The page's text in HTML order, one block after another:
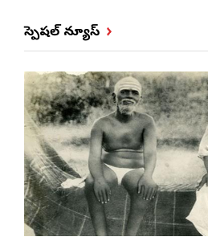
స్పెషల్ న్యూస్